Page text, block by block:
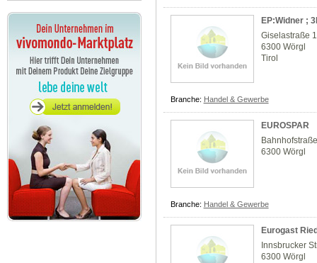
EP:Widner ;
Giselastraße 1
6300 Wörgl
Tirol
Branche: Handel & Gewerbe
EUROSPAR
6300 Wörgl
Branche: Handel & Gewerbe
Eurogast
Innsbrucker
6300 Wörgl